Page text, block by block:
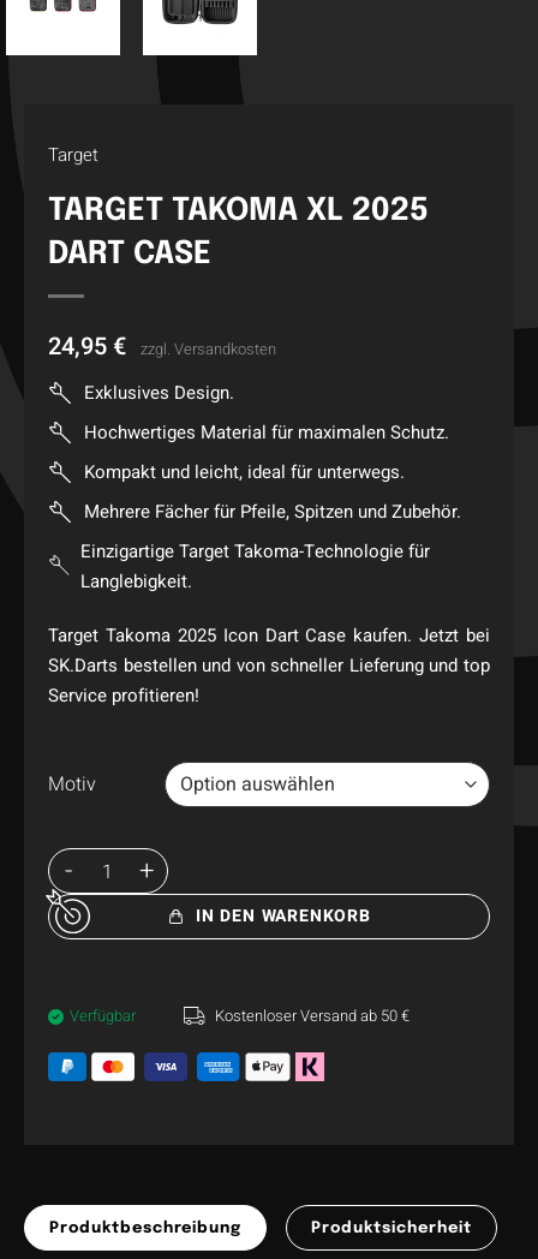
Target
TARGET TAKOMA XL 2025
DART CASE
24,95 € zzgl. Versandkosten
Exklusives Design.
Hochwertiges Material für maximalen Schutz.
Kompakt und leicht, ideal für unterwegs.
Mehrere Fächer für Pfeile, Spitzen und Zubehör.
Einzigartige Target Takoma-Technologie für
Langlebigkeit.
Target Takoma 2025 Icon Dart Case kaufen. Jetzt bei
SK.Darts bestellen und von schneller Lieferung und top
Service profitieren!
Motiv
IN DEN WARENKORB
Verfügbar Kostenloser Versand ab 50 €
Produktbeschreibung Produktsicherheit